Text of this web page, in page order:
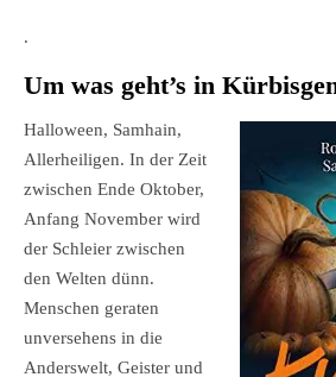
.
Um was geht’s in
Halloween, Samhain,
Allerheiligen. In der Zeit
zwischen Ende Oktober,
Anfang November wird
der Schleier zwischen
den Welten dünn.
Menschen geraten
unversehens in die
Anderswelt, Geister und